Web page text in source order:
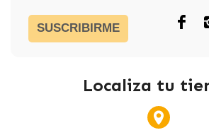
SUSCRIBIRME
Localiza tu